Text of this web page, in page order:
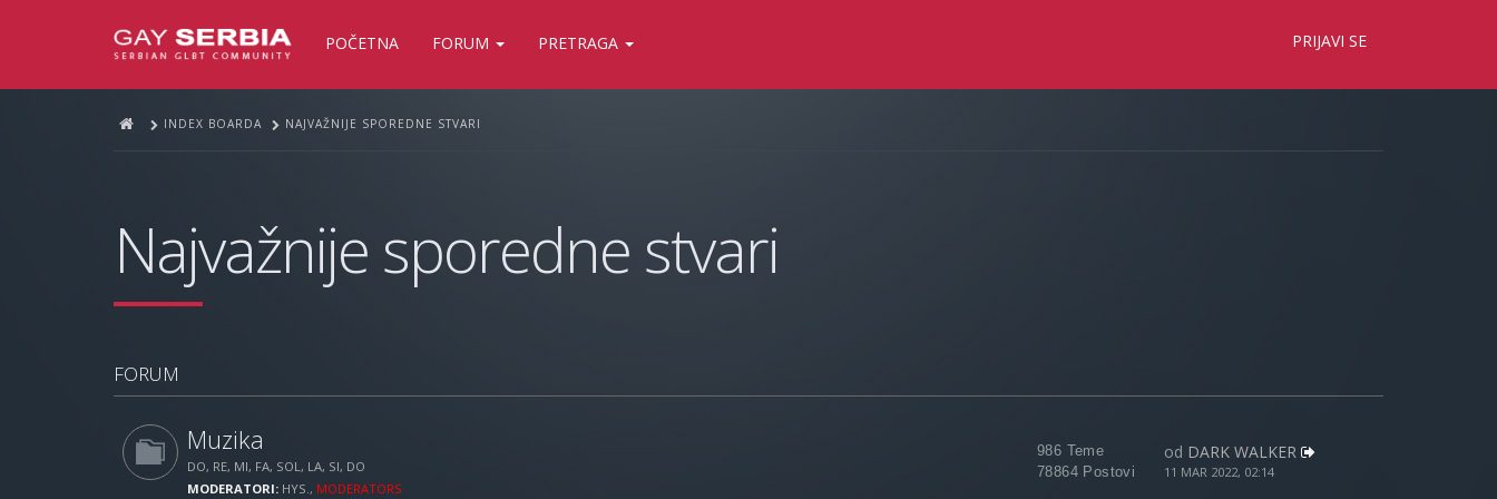
POČETNA FORUM PRETRAGA PRIJAVI SE
INDEX BOARDA NAJVAŽNIJE SPOREDNE STVARI
Najvažnije sporedne stvari
FORUM
Muzika
DO, RE, MI, FA, SOL, LA, SI, DO
MODERATORI: HYS., MODERATORS
986 Teme
78864 Postovi
od DARK WALKER
11 MAR 2022, 02:14